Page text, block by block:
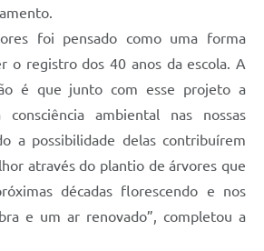
foi pensado como uma forma
o registro dos 40 anos da escola. A
é que junto com esse projeto a
ambiental nas nossas
a possibilidade delas contribuírem
através do plantio de árvores que
décadas florescendo e nos
e um ar renovado”, completou a